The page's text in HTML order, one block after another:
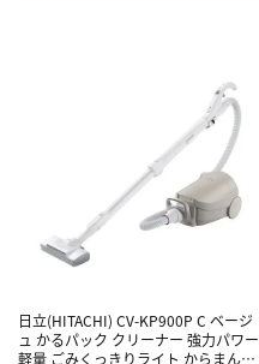
日立(HITACHI) CV-KP900P C ベージ
ュ かるパック クリーナー 強力パワー
軽量 ごみくっきりライト からまんブ